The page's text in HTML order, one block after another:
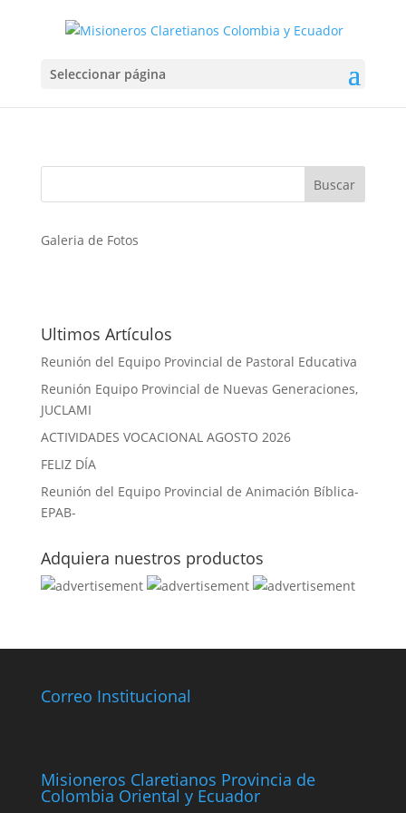
Seleccionar página
Jul 6, 2022
Galeria de Fotos
Ultimos Artículos
Reunión del Equipo Provincial de Pastoral Educativa
Reunión Equipo Provincial de Nuevas Generaciones,
JUCLAMI
ACTIVIDADES VOCACIONAL AGOSTO 2026
FELIZ DÍA
Reunión del Equipo Provincial de Animación Bíblica-
EPAB-
Adquiera nuestros productos
Correo Institucional
Misioneros Claretianos Provincia de
Colombia Oriental y Ecuador